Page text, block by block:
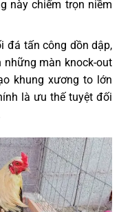
này chiếm trọn niềm
đá tấn công dồn dập,
màn knock-out
khung xương to lớn
là ưu thế tuyệt đối